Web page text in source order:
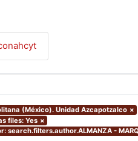
(México). Unidad Azcapotzalco ×
files: Yes ×
search.filters.author.ALMANZA -